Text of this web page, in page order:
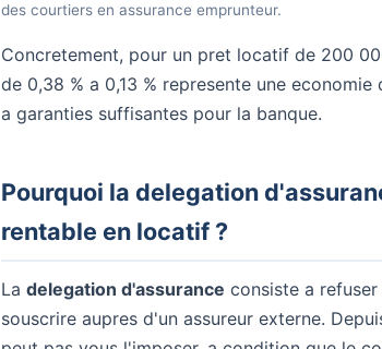
des courtiers en assurance emprunteur.
Concretement, pour un pret locatif de 200
de 0,38 % a 0,13 % represente une
a garanties suffisantes pour la banque.
Pourquoi la delegation
rentable en locatif ?
La delegation d'assurance consiste a
souscrire aupres d'un assureur externe.